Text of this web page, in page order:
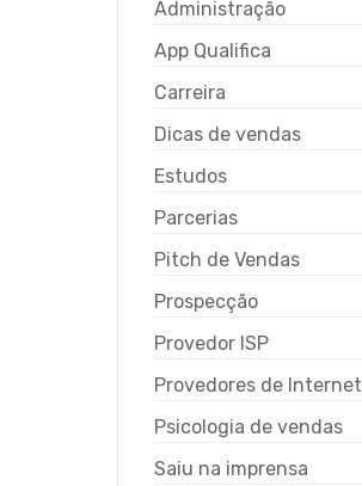
Administração
App Qualifica
Carreira
Dicas de vendas
Estudos
Parcerias
Pitch de Vendas
Prospecção
Provedor ISP
Provedores de Internet
Psicologia de vendas
Saiu na imprensa